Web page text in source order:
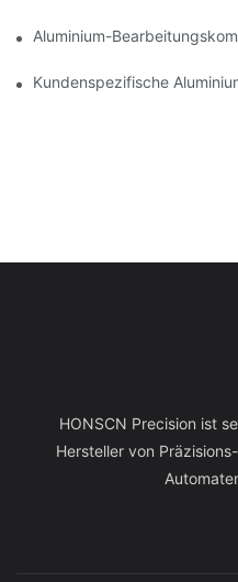
Aluminium-
Kundenspezifische
HONSCN Precision ist
Hersteller von